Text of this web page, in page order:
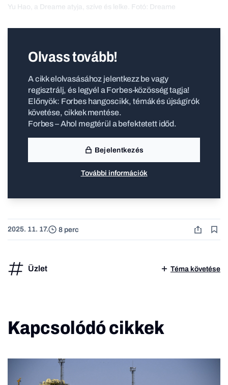
Yu Hao, a Dreame atyja, szíve és lelke. Fotó: Dreame
Olvass tovább!
A cikk elolvasásához jelentkezz be vagy
regisztrálj, és legyél a Forbes-közösség tagja!
Előnyök: Forbes hangoscikk, témák és újságírók
követése, cikkek mentése.
Forbes – Ahol megtérül a befektetett időd.
Bejelentkezés
További információk
2025. 11. 17. 8 perc
Üzlet Téma követése
Kapcsolódó cikkek